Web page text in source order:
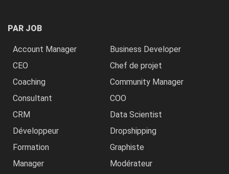
PAR JOB
Account Manager
Business Developer
CEO
Chef de projet
Coaching
Community Manager
Consultant
COO
CRM
Data Scientist
Développeur
Dropshipping
Formation
Graphiste
Manager
Modérateur